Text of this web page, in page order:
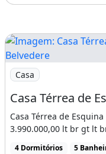
Imagem: Casa
Casa
Casa Térrea de
3.990.000,00 lt br gt lt
4 Dormitórios 5